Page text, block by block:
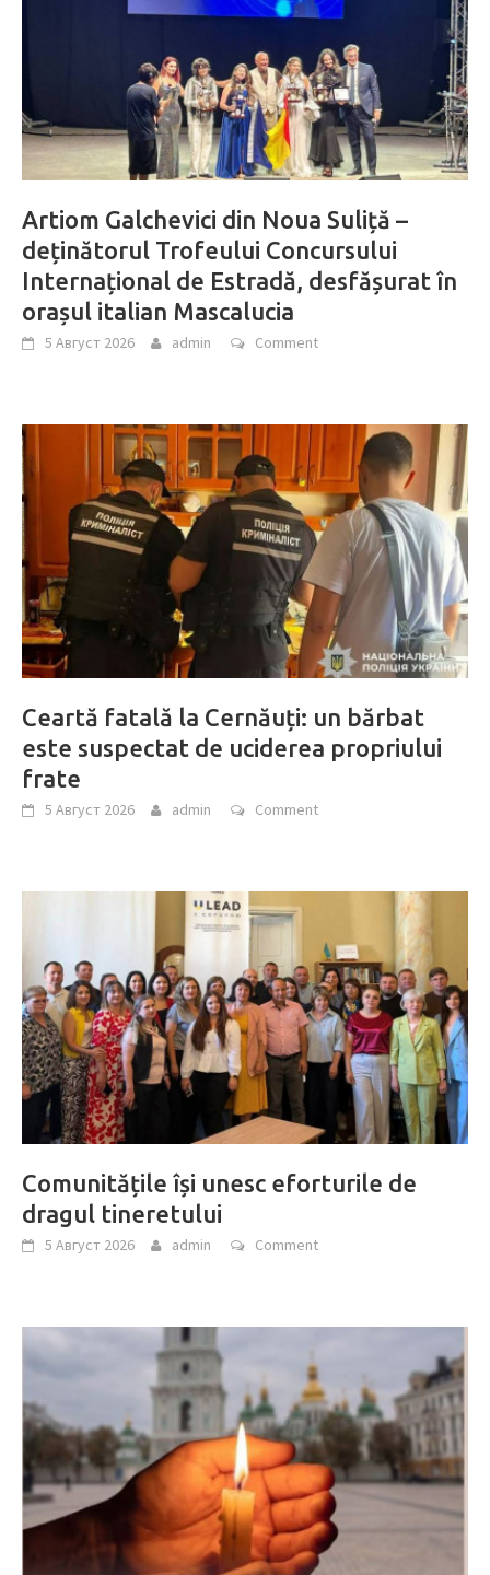
Artiom Galchevici din Noua Suliță –
deținătorul Trofeului Concursului
Internațional de Estradă, desfășurat în
orașul italian Mascalucia
5 Август 2026 admin Comment
Ceartă fatală la Cernăuți: un bărbat
este suspectat de uciderea propriului
frate
5 Август 2026 admin Comment
Comunitățile își unesc eforturile de
dragul tineretului
5 Август 2026 admin Comment